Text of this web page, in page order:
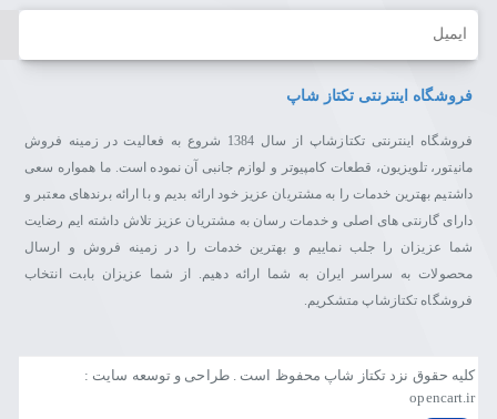
ایمیل
فروشگاه اینترنتی تکتاز شاپ
فروشگاه اینترنتی تکتازشاپ از سال 1384 شروع به فعالیت در زمینه فروش
مانیتور، تلویزیون، قطعات کامپیوتر و لوازم جانبی آن نموده است. ما همواره سعی
داشتیم بهترین خدمات را به مشتریان عزیز خود ارائه بدیم و با ارائه برندهای معتبر و
دارای گارنتی های اصلی و خدمات رسان به مشتریان عزیز تلاش داشته ایم رضایت
شما عزیزان را جلب نماییم و بهترین خدمات را در زمینه فروش و ارسال
محصولات به سراسر ایران به شما ارائه دهیم. از شما عزیزان بابت انتخاب
فروشگاه تکتازشاپ متشکریم.
کلیه حقوق نزد تکتاز شاپ محفوظ است . طراحی و توسعه سایت :
opencart.ir